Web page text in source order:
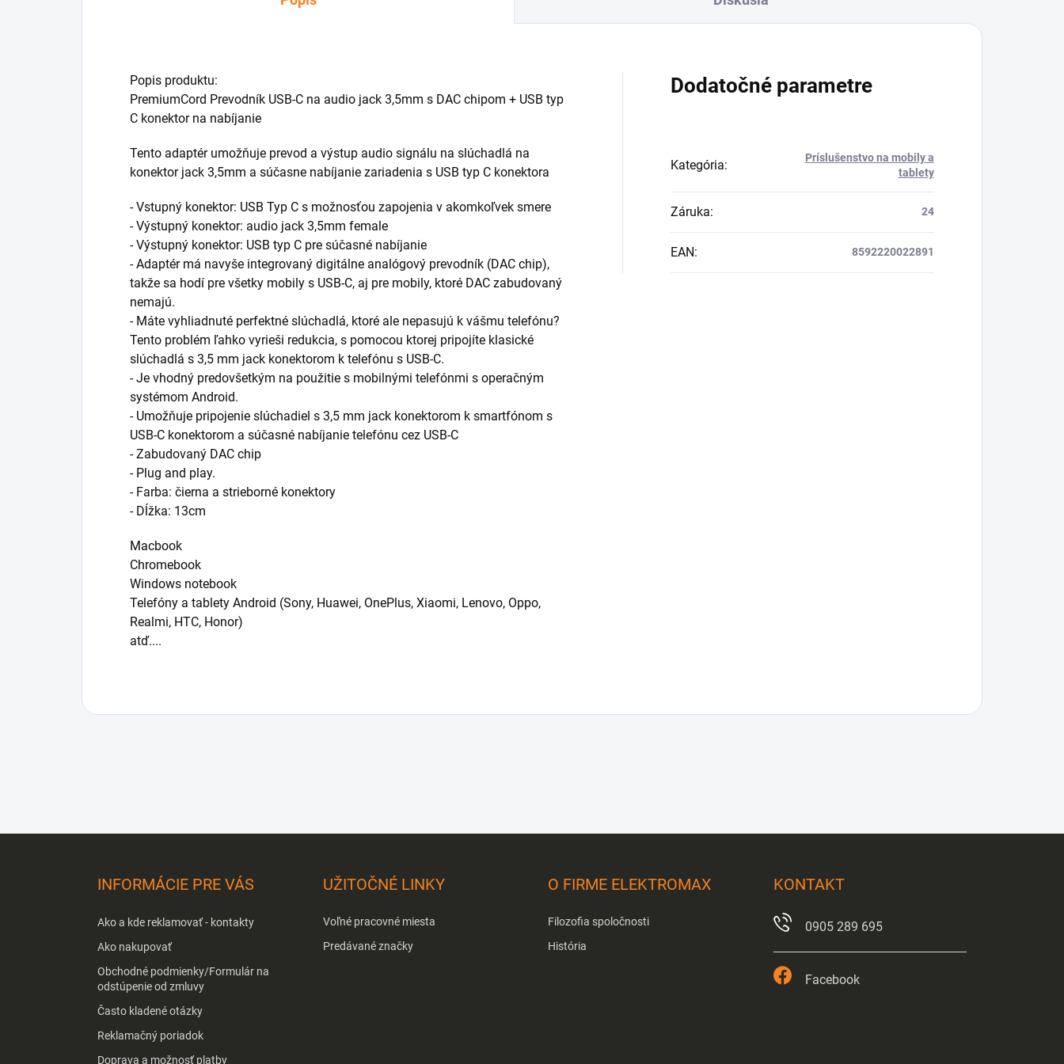
Popis produktu:
PremiumCord Prevodník USB-C na audio jack 3,5mm s DAC chipom + USB typ
C konektor na nabíjanie
Tento adaptér umožňuje prevod a výstup audio signálu na slúchadlá na
konektor jack 3,5mm a súčasne nabíjanie zariadenia s USB typ C konektora
- Vstupný konektor: USB Typ C s možnosťou zapojenia v akomkoľvek smere
- Výstupný konektor: audio jack 3,5mm female
- Výstupný konektor: USB typ C pre súčasné nabíjanie
- Adaptér má navyše integrovaný digitálne analógový prevodník (DAC chip),
takže sa hodí pre všetky mobily s USB-C, aj pre mobily, ktoré DAC zabudovaný
nemajú.
- Máte vyhliadnuté perfektné slúchadlá, ktoré ale nepasujú k vášmu telefónu?
Tento problém ľahko vyrieši redukcia, s pomocou ktorej pripojíte klasické
slúchadlá s 3,5 mm jack konektorom k telefónu s USB-C.
- Je vhodný predovšetkým na použitie s mobilnými telefónmi s operačným
systémom Android.
- Umožňuje pripojenie slúchadiel s 3,5 mm jack konektorom k smartfónom s
USB-C konektorom a súčasné nabíjanie telefónu cez USB-C
- Zabudovaný DAC chip
- Plug and play.
- Farba: čierna a strieborné konektory
- Dĺžka: 13cm
Macbook
Chromebook
Windows notebook
Telefóny a tablety Android (Sony, Huawei, OnePlus, Xiaomi, Lenovo, Oppo,
Realmi, HTC, Honor)
atď....
Dodatočné parametre
Kategória:
Príslušenstvo na mobily a
tablety
Záruka: 24
EAN: 8592220022891
INFORMÁCIE PRE VÁS
Ako a kde reklamovať - kontakty
Ako nakupovať
Obchodné podmienky/Formulár na
odstúpenie od zmluvy
Často kladené otázky
Reklamačný poriadok
Doprava a možnosť platby
UŽITOČNÉ LINKY
Voľné pracovné miesta
Predávané značky
O FIRME ELEKTROMAX
Filozofia spoločnosti
História
KONTAKT
0905 289 695
Facebook